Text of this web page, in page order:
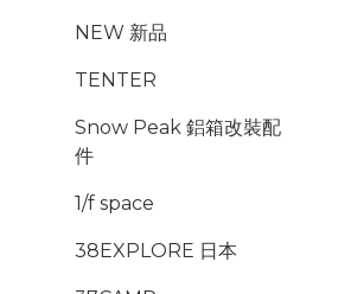
NEW 新品
TENTER
Snow Peak 鋁箱改裝配
件
1/f space
38EXPLORE 日本